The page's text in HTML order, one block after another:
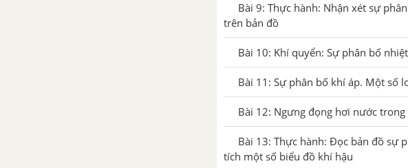
Bài 9: Thực hành: Nhận xét sự
trên bản đồ
Bài 10: Khí quyển: Sự phân bố
Bài 11: Sự phân bố khí áp. Một số
Bài 12: Ngưng đọng hơi nước
Bài 13: Thực hành: Đọc bản đồ sự
tích một số biểu đồ khí hậu